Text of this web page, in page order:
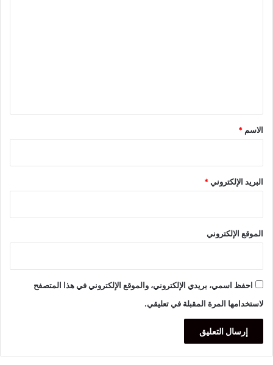
*
الاسم *
البريد الإلكتروني*
الموقع الإلكتروني
احفظ اسمي، بريدي الإلكتروني، والموقع الإلكتروني في هذا المتصفح
لاستخدامها المرة المقبلة في تعليقي.